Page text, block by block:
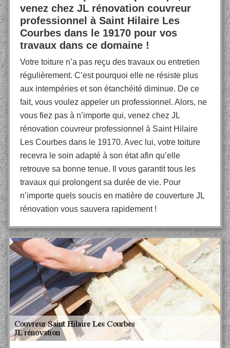
venez chez JL rénovation couvreur
professionnel à Saint Hilaire Les
Courbes dans le 19170 pour vos
travaux dans ce domaine !
Votre toiture n’a pas reçu des travaux ou entretien
régulièrement. C’est pourquoi elle ne résiste plus
aux intempéries et son étanchéité diminue. De ce
fait, vous voulez appeler un professionnel. Alors, ne
vous fiez pas à n’importe qui, venez chez JL
rénovation couvreur professionnel à Saint Hilaire
Les Courbes dans le 19170. Avec lui, votre toiture
recevra le soin adapté à son état afin qu’elle
retrouve sa bonne tenue. Il vous garantit tous les
travaux qui prolongent sa durée de vie. Pour
n’importe quels soucis en matière de couverture JL
rénovation vous sauvera rapidement !